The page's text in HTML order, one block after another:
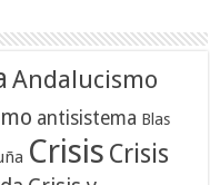
Andalucismo
antisistema Blas
Crisis Crisis